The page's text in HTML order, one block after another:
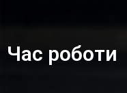
Час роботи